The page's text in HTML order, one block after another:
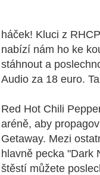
háček! Kluci z
nabízí nám ho ke
stáhnout a
Audio za 18 euro.
Red Hot Chili
aréně, aby
Getaway. Mezi
hlavně pecka "Dark
štěstí můžete